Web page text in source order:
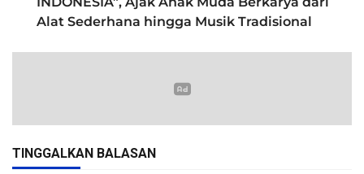
Alat Sederhana hingga Musik Tradisional
TINGGALKAN BALASAN